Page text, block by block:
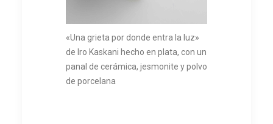
«Una grieta por donde entra la luz»
de Iro Kaskani hecho en plata, con un
panal de cerámica, jesmonite y polvo
de porcelana